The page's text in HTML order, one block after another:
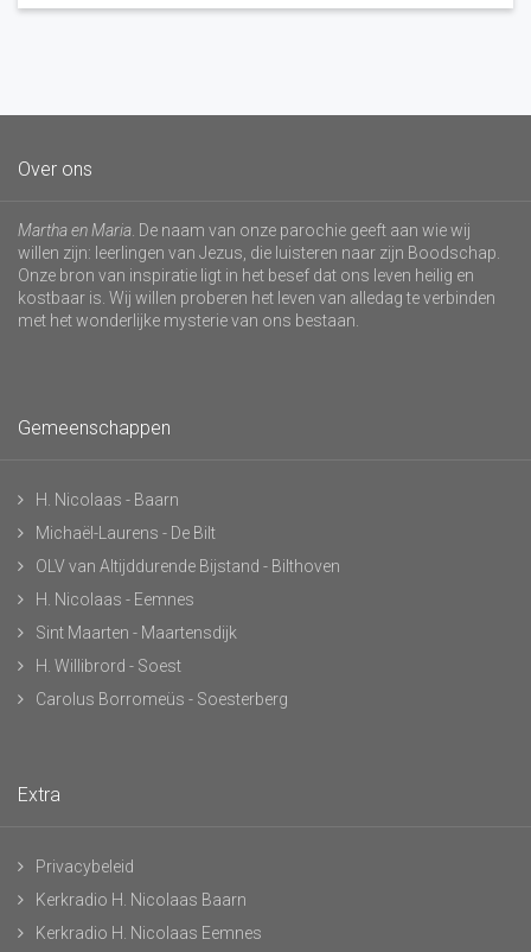
Over ons
Martha en Maria . De naam van onze parochie geeft aan wie wij
willen zijn: leerlingen van Jezus, die luisteren naar zijn Boodschap.
Onze bron van inspiratie ligt in het besef dat ons leven heilig en
kostbaar is. Wij willen proberen het leven van alledag te verbinden
met het wonderlijke mysterie van ons bestaan.
Gemeenschappen
H. Nicolaas - Baarn
Michaël-Laurens - De Bilt
OLV van Altijddurende Bijstand - Bilthoven
H. Nicolaas - Eemnes
Sint Maarten - Maartensdijk
H. Willibrord - Soest
Carolus Borromeüs - Soesterberg
Extra
Privacybeleid
Kerkradio H. Nicolaas Baarn
Kerkradio H. Nicolaas Eemnes